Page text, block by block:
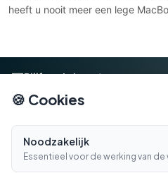
heeft u nooit meer een lege
📧Blijf op de hoogte
Gratis verzending
Vanaf €150
🍪 Cookies
Noodzakelijk
Essentieel voor de werking van